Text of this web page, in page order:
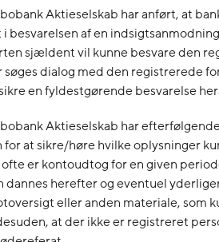
Aktieselskab har anført, at
besvarelsen af en
sjældent vil kunne besvare den
dialog med den registrerede
en fyldestgørende besvarelse
Aktieselskab har
at sikre/høre hvilke oplysninger
er kontoudtog for en given
herefter og eventuel
eller anden materiale, som
at der ikke er registreret